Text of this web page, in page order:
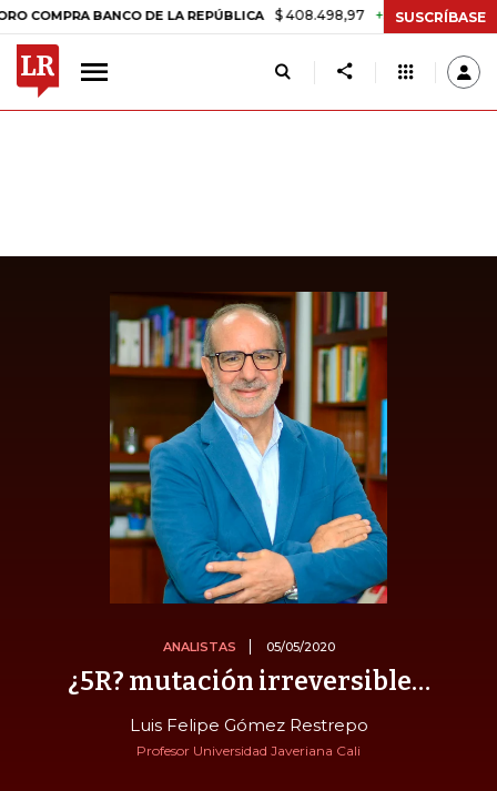
BANCO DE LA REPÚBLICA $ 408.498,97 +$ 8.753,81 +2,19%
SUSCRÍBASE
ANALISTAS 05/05/2020
¿5R? mutación irreversible…
Luis Felipe Gómez Restrepo
Profesor Universidad Javeriana Cali